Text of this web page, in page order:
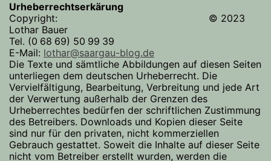
Urheberrechtserkärung
Copyright: © 2023
Lothar Bauer
Tel. (0 68 69) 50 99 39
E-Mail: lothar@saargau-blog.de
Die Texte und sämtliche Abbildungen auf diesen Seiten
unterliegen dem deutschen Urheberrecht. Die
Vervielfältigung, Bearbeitung, Verbreitung und jede Art
der Verwertung außerhalb der Grenzen des
Urheberrechtes bedürfen der schriftlichen Zustimmung
des Betreibers. Downloads und Kopien dieser Seite
sind nur für den privaten, nicht kommerziellen
Gebrauch gestattet. Soweit die Inhalte auf dieser Seite
nicht vom Betreiber erstellt wurden, werden die